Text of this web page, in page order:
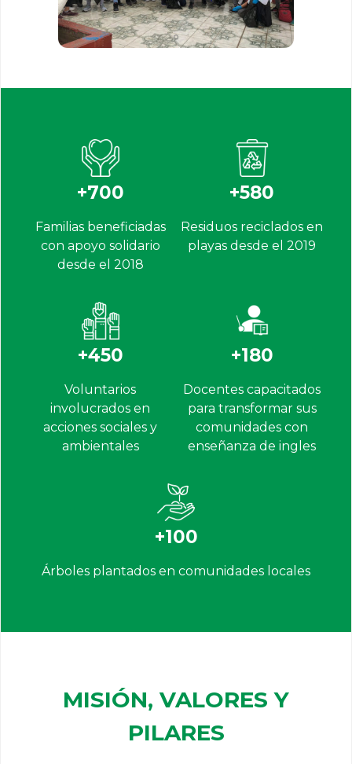
+700
Familias beneficiadas
con apoyo solidario
desde el 2018
+580
Residuos reciclados en
playas desde el 2019
+450
Voluntarios
involucrados en
acciones sociales y
ambientales
+180
Docentes capacitados
para transformar sus
comunidades con
enseñanza de ingles
+100
Árboles plantados en comunidades locales
MISIÓN, VALORES Y
PILARES